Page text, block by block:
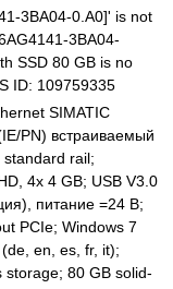
3BA04-0.A0]' is not
3BA04-
SSD 80 GB is no
ID: 109759335
SIMATIC
PN) встраиваемый
rail;
4x 4 GB; USB V3.0
питание =24 В;
PCIe; Windows 7
en, es, fr, it);
80 GB solid-